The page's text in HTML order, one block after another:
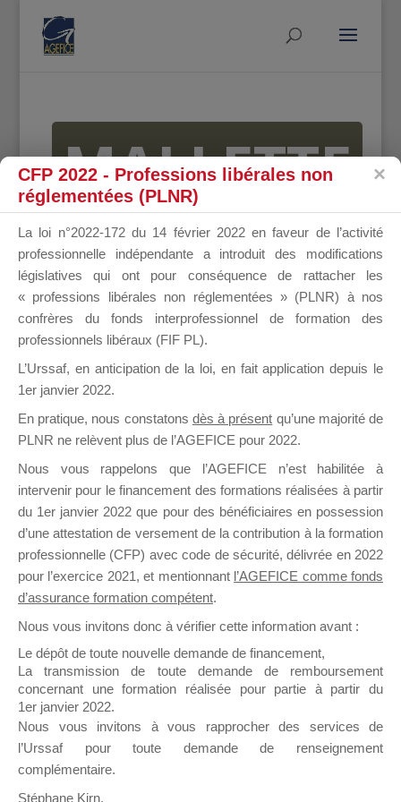
MALLETTE
DU
DIRIGEANT
il y a un mois
Ce groupe est destiné aux Organismes de
Formation qui souhaitent répondre à l’Appel à
Propositions Mallette du Dirigeant.
Ce groupe propose un forum dédié au support
sur lequel il est possible de laisser un message
ou poser une question.
NB : Il est nécessaire d’être
pouvoir rejoindre ce groupe
CFP 2022 - Professions libérales non
réglementées (PLNR)
La loi n°2022-172 du 14 février 2022 en faveur de l’activité
professionnelle indépendante a introduit des modifications
législatives qui ont pour conséquence de rattacher les
« professions libérales non réglementées » (PLNR) à nos
confrères du fonds interprofessionnel de formation des
professionnels libéraux (FIF PL).
L’Urssaf, en anticipation de la loi, en fait application depuis le
1er janvier 2022.
En pratique, nous constatons dès à présent qu’une majorité de
PLNR ne relèvent plus de l’AGEFICE pour 2022.
Nous vous rappelons que l’AGEFICE n’est habilitée à
intervenir pour le financement des formations réalisées à partir
du 1er janvier 2022 que pour des bénéficiaires en possession
d’une attestation de versement de la contribution à la formation
professionnelle (CFP) avec code de sécurité, délivrée en 2022
pour l’exercice 2021, et mentionnant l’AGEFICE comme fonds
d’assurance formation compétent.
Nous vous invitons donc à vérifier cette information avant :
Le dépôt de toute nouvelle demande de financement,
La transmission de toute demande de remboursement
concernant une formation réalisée pour partie à partir du
1er janvier 2022.
Nous vous invitons à vous rapprocher des services de
l’Urssaf pour toute demande de renseignement
complémentaire.
Stéphane Kirn,